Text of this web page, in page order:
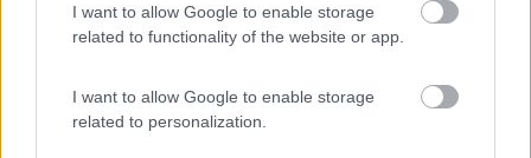
I want to allow Google to enable storage
related to functionality of the website or app.
I want to allow Google to enable storage
related to personalization.
Agritur Airone Bed & Camping